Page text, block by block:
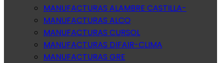
MANUFACTURAS ALAMBRE CASTILLA-
MANUFACTURAS ALCO
MANUFACTURAS CURSOL
MANUFACTURAS DIFAIR-CLIMA
MANUFACTURAS GRE